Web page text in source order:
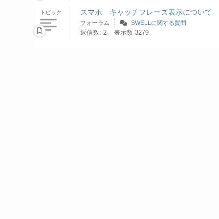
トピック スマホ キャッチフレーズ表示について
フォーラム SWELLに関する質問
返信数: 2 表示数 3279